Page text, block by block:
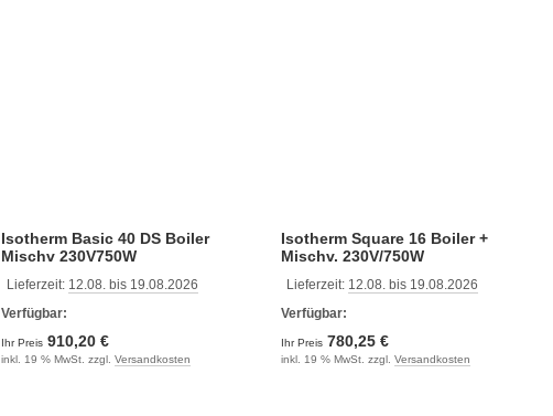
Isotherm Basic 40 DS Boiler
Mischv 230V750W
Lieferzeit: 12.08. bis 19.08.2026
Verfügbar:
Ihr Preis 910,20 €
inkl. 19 % MwSt. zzgl. Versandkosten
Isotherm Square 16 Boiler +
Mischv. 230V/750W
Lieferzeit: 12.08. bis 19.08.2026
Verfügbar:
Ihr Preis 780,25 €
inkl. 19 % MwSt. zzgl. Versandkosten